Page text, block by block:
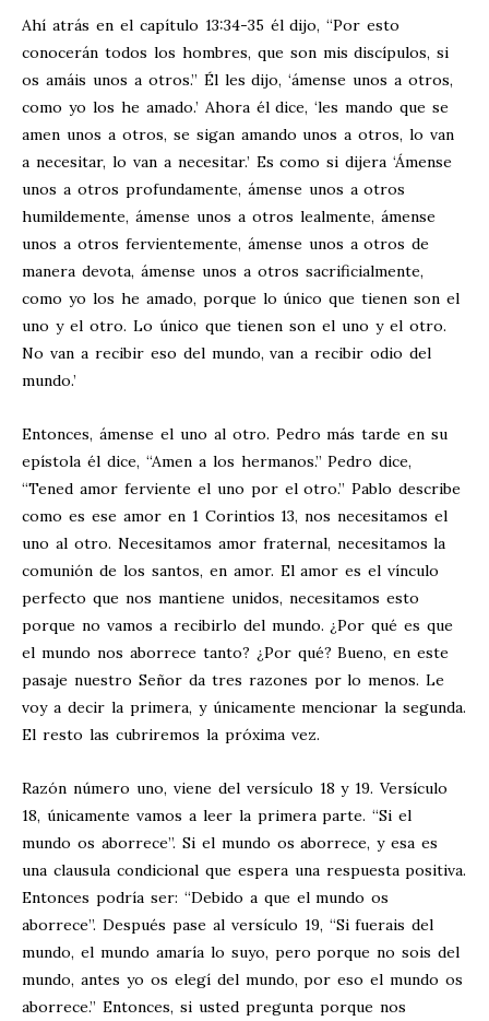
Ahí atrás en el capítulo 13:34-35 él dijo, “Por esto
conocerán todos los hombres, que son mis discípulos, si
os amáis unos a otros.” Él les dijo, ‘ámense unos a otros,
como yo los he amado.’ Ahora él dice, ‘les mando que se
amen unos a otros, se sigan amando unos a otros, lo van
a necesitar, lo van a necesitar.’ Es como si dijera ‘Ámense
unos a otros profundamente, ámense unos a otros
humildemente, ámense unos a otros lealmente, ámense
unos a otros fervientemente, ámense unos a otros de
manera devota, ámense unos a otros sacrificialmente,
como yo los he amado, porque lo único que tienen son el
uno y el otro. Lo único que tienen son el uno y el otro.
No van a recibir eso del mundo, van a recibir odio del
mundo.’
Entonces, ámense el uno al otro. Pedro más tarde en su
epístola él dice, “Amen a los hermanos.” Pedro dice,
“Tened amor ferviente el uno por el otro.” Pablo describe
como es ese amor en 1 Corintios 13, nos necesitamos el
uno al otro. Necesitamos amor fraternal, necesitamos la
comunión de los santos, en amor. El amor es el vínculo
perfecto que nos mantiene unidos, necesitamos esto
porque no vamos a recibirlo del mundo. ¿Por qué es que
el mundo nos aborrece tanto? ¿Por qué? Bueno, en este
pasaje nuestro Señor da tres razones por lo menos. Le
voy a decir la primera, y únicamente mencionar la segunda.
El resto las cubriremos la próxima vez.
Razón número uno, viene del versículo 18 y 19. Versículo
18, únicamente vamos a leer la primera parte. “Si el
mundo os aborrece”. Si el mundo os aborrece, y esa es
una clausula condicional que espera una respuesta positiva.
Entonces podría ser: “Debido a que el mundo os
aborrece”. Después pase al versículo 19, “Si fuerais del
mundo, el mundo amaría lo suyo, pero porque no sois del
mundo, antes yo os elegí del mundo, por eso el mundo os
aborrece.” Entonces, si usted pregunta porque nos